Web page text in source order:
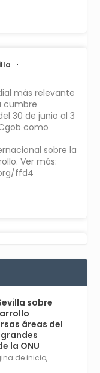
·
más relevante
cumbre
30 de junio al 3
como
sobre la
Ver más:
ffd4
2 con la
Catálisis, y
Del día 3 al
de Ciencias
5 y 6 Jornadas
sobre
áreas del
la ONU
de inicio,